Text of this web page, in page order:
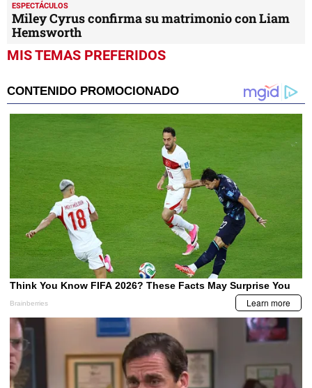
ESPECTÁCULOS
Miley Cyrus confirma su matrimonio con Liam
Hemsworth
MIS TEMAS PREFERIDOS